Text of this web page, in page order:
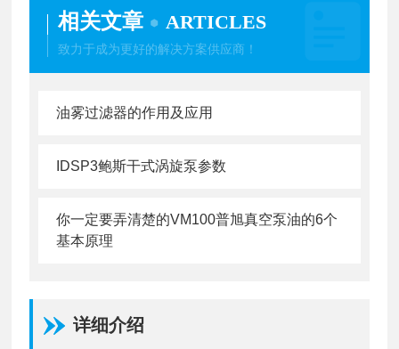
相关文章 ARTICLES
致力于成为更好的解决方案供应商！
油雾过滤器的作用及应用
IDSP3鲍斯干式涡旋泵参数
你一定要弄清楚的VM100普旭真空泵油的6个
基本原理
详细介绍